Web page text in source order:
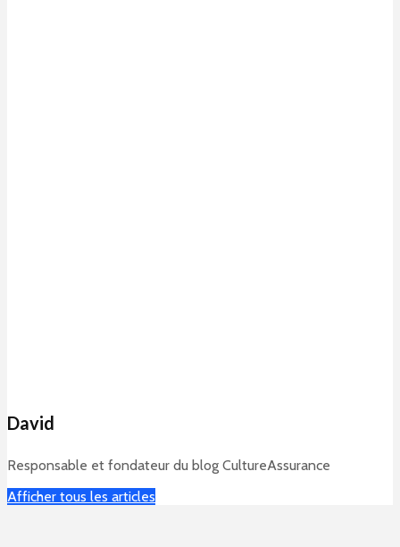
David
Responsable et fondateur du blog CultureAssurance
Afficher tous les articles